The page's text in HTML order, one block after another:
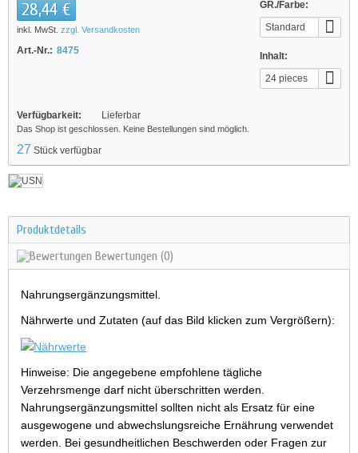
GR./Farbe:
Standard
Inhalt:
24 pieces
28,44 €
inkl. MwSt. zzgl. Versandkosten
Art.-Nr.: 8475
Verfügbarkeit: Lieferbar
Das Shop ist geschlossen. Keine Bestellungen sind möglich.
27 Stück verfügbar
Produktdetails
Bewertungen (0)
Nahrungsergänzungsmittel.
Nährwerte und Zutaten (auf das Bild klicken zum Vergrößern):
Hinweise: Die angegebene empfohlene tägliche
Verzehrsmenge darf nicht überschritten werden.
Nahrungsergänzungsmittel sollten nicht als Ersatz für eine
ausgewogene und abwechslungsreiche Ernährung verwendet
werden. Bei gesundheitlichen Beschwerden oder Fragen zur